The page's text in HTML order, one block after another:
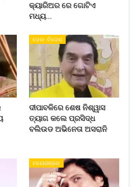
କ୍ୟାରିଅର ରେ ଗୋଟିଏ
ମଧ୍ୟ…
ଦେଶ- ବିଦେଶ
ଦୀପାବଳିରେ ଶେଷ ନିଶ୍ୱାସ
ତ୍ୟାଗ କଲେ ପ୍ରସିଦ୍ଧ
ବଲିଉଡ ଅଭିନେତା ଅସରାନି
ମନୋରଞ୍ଜନ